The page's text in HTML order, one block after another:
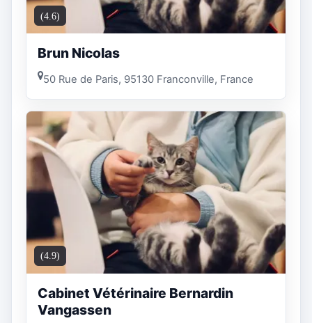
(4.6)
Brun Nicolas
50 Rue de Paris, 95130 Franconville, France
(4.9)
Cabinet Vétérinaire Bernardin
Vangassen